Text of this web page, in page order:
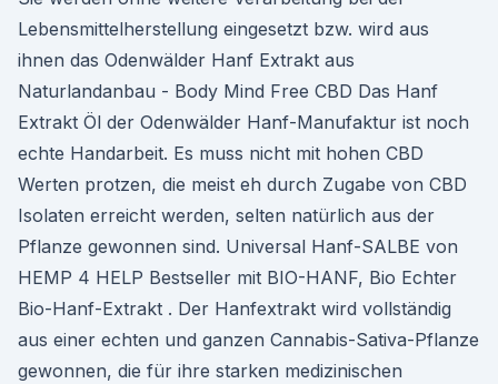
Lebensmittelherstellung eingesetzt bzw. wird aus
ihnen das Odenwälder Hanf Extrakt aus
Naturlandanbau - Body Mind Free CBD Das Hanf
Extrakt Öl der Odenwälder Hanf-Manufaktur ist noch
echte Handarbeit. Es muss nicht mit hohen CBD
Werten protzen, die meist eh durch Zugabe von CBD
Isolaten erreicht werden, selten natürlich aus der
Pflanze gewonnen sind. Universal Hanf-SALBE von
HEMP 4 HELP Bestseller mit BIO-HANF, Bio Echter
Bio-Hanf-Extrakt . Der Hanfextrakt wird vollständig
aus einer echten und ganzen Cannabis-Sativa-Pflanze
gewonnen, die für ihre starken medizinischen